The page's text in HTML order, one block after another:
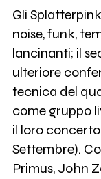
Gli
noise, funk,
lancinanti; il
ulteriore
tecnica del
come gruppo
il loro
Settembre).
Primus, John